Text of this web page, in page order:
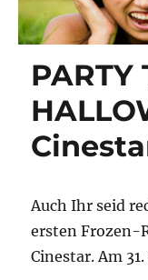
PARTY
Auch Ihr seid
ersten Frozen-
Cinestar. Am